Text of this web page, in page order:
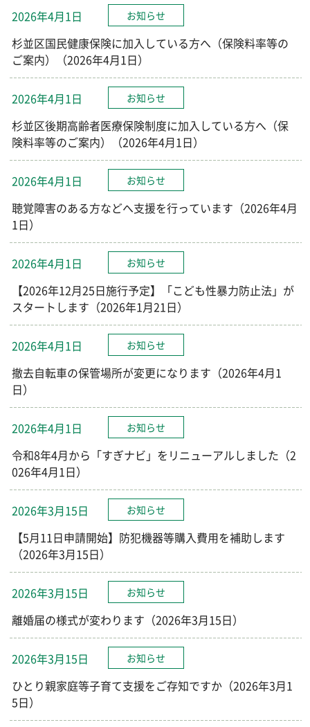
2026年4月1日 お知らせ
杉並区国民健康保険に加入している方へ（保険料率等の
ご案内）（2026年4月1日）
2026年4月1日 お知らせ
杉並区後期高齢者医療保険制度に加入している方へ（保
険料率等のご案内）（2026年4月1日）
2026年4月1日 お知らせ
聴覚障害のある方などへ支援を行っています（2026年4月
1日）
2026年4月1日 お知らせ
【2026年12月25日施行予定】「こども性暴力防止法」が
スタートします（2026年1月21日）
2026年4月1日 お知らせ
撤去自転車の保管場所が変更になります（2026年4月1
日）
2026年4月1日 お知らせ
令和8年4月から「すぎナビ」をリニューアルしました（2
026年4月1日）
2026年3月15日 お知らせ
【5月11日申請開始】防犯機器等購入費用を補助します
（2026年3月15日）
2026年3月15日 お知らせ
離婚届の様式が変わります（2026年3月15日）
2026年3月15日 お知らせ
ひとり親家庭等子育て支援をご存知ですか（2026年3月1
5日）